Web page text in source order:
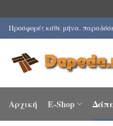
Μετάβαση
στο
περιεχόμενο
Προσφορές κάθε μήνα.
Αρχική E-Shop